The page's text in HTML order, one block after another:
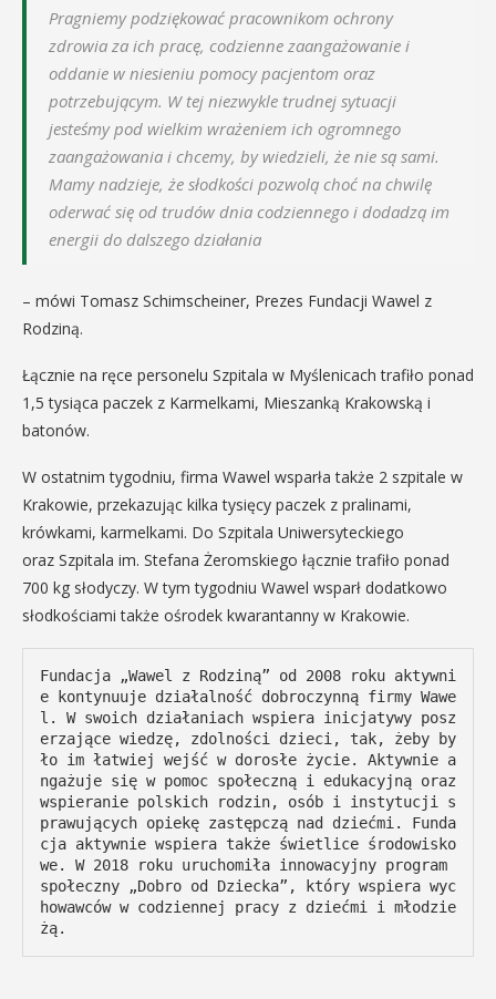
Pragniemy podziękować pracownikom ochrony
zdrowia za ich pracę, codzienne zaangażowanie i
oddanie w niesieniu pomocy pacjentom oraz
potrzebującym. W tej niezwykle trudnej sytuacji
jesteśmy pod wielkim wrażeniem ich ogromnego
zaangażowania i chcemy, by wiedzieli, że nie są sami.
Mamy nadzieje, że słodkości pozwolą choć na chwilę
oderwać się od trudów dnia codziennego i dodadzą im
energii do dalszego działania
– mówi Tomasz Schimscheiner, Prezes Fundacji Wawel z
Rodziną.
Łącznie na ręce personelu Szpitala w Myślenicach trafiło ponad
1,5 tysiąca paczek z Karmelkami, Mieszanką Krakowską i
batonów.
W ostatnim tygodniu, firma Wawel wsparła także 2 szpitale w
Krakowie, przekazując kilka tysięcy paczek z pralinami,
krówkami, karmelkami. Do Szpitala Uniwersyteckiego
oraz Szpitala im. Stefana Żeromskiego łącznie trafiło ponad
700 kg słodyczy. W tym tygodniu Wawel wsparł dodatkowo
słodkościami także ośrodek kwarantanny w Krakowie.
Fundacja „Wawel z Rodziną” od 2008 roku aktywni
e kontynuuje działalność dobroczynną firmy Wawe
l. W swoich działaniach wspiera inicjatywy posz
erzające wiedzę, zdolności dzieci, tak, żeby by
ło im łatwiej wejść w dorosłe życie. Aktywnie a
ngażuje się w pomoc społeczną i edukacyjną oraz
wspieranie polskich rodzin, osób i instytucji s
prawujących opiekę zastępczą nad dziećmi. Funda
cja aktywnie wspiera także świetlice środowisko
we. W 2018 roku uruchomiła innowacyjny program
społeczny „Dobro od Dziecka”, który wspiera wyc
howawców w codziennej pracy z dziećmi i młodzie
żą.